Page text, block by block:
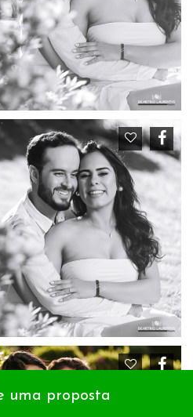
uma proposta